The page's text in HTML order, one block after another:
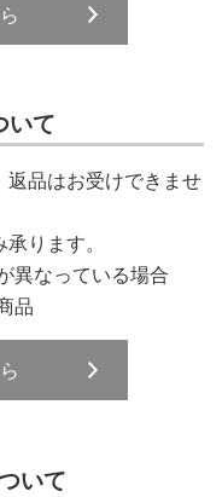
いて
品はお受けできませ
ります。
異なっている場合
品
いて